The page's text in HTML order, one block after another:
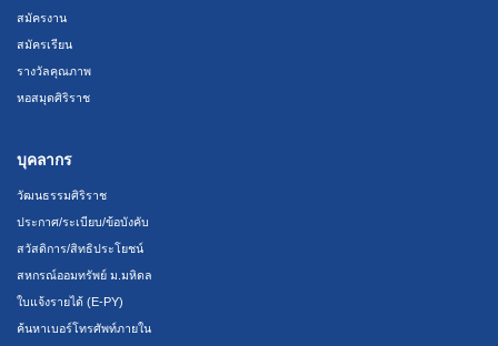
สมัครงาน
สมัครเรียน
รางวัลคุณภาพ
หอสมุดศิริราช
บุคลากร
วัฒนธรรมศิริราช
ประกาศ/ระเบียบ/ข้อบังคับ
สวัสดิการ/สิทธิประโยชน์
สหกรณ์ออมทรัพย์ ม.มหิดล
ใบแจ้งรายได้ (E-PY)
ค้นหาเบอร์โทรศัพท์ภายใน